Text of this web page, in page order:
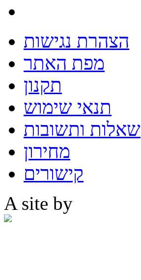
הצהרת נגישות
מפת האתר
תקנון
תנאי שימוש
שאלות ותשובות
מחירון
קישורים
A site by